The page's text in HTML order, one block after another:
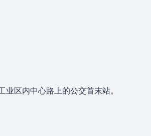
业区内中心路上的公交首末站。